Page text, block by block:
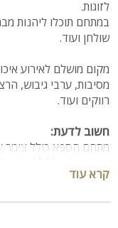
לזוגות.
במתחם תוכלו ליהנות
שולחן ועוד.
מקום מושלם לאירוע
מסיבות, ערבי גיבוש,
רווקים ועוד.‏
חשוב לדעת:
מתחם הספא כולל צימר
קרא עוד